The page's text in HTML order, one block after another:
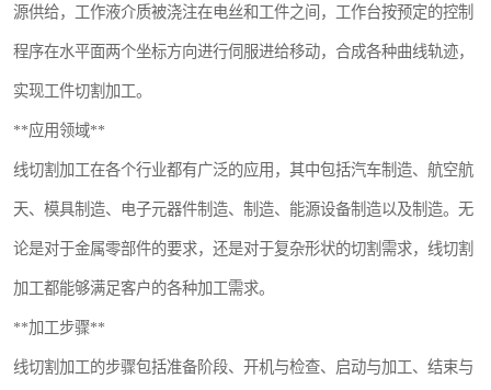
源供给，工作液介质被浇注在电丝和工件之间，工作台按预定的控制
程序在水平面两个坐标方向进行伺服进给移动，合成各种曲线轨迹，
实现工件切割加工。
**应用领域**
线切割加工在各个行业都有广泛的应用，其中包括汽车制造、航空航
天、模具制造、电子元器件制造、制造、能源设备制造以及制造。无
论是对于金属零部件的要求，还是对于复杂形状的切割需求，线切割
加工都能够满足客户的各种加工需求。
**加工步骤**
线切割加工的步骤包括准备阶段、开机与检查、启动与加工、结束与